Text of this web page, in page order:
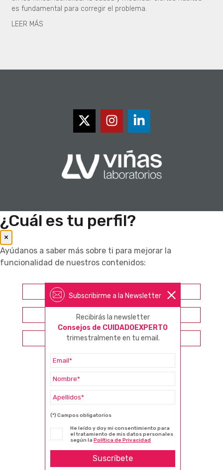
es fundamental para corregir el problema.
LEER MÁS
Subscribirme a la Newsletter
Recibirás la newsletter
Consejos de CUIDADOEXPERTO
trimestralmente en tu email.
(*) Campos obligatorios
He leído y doy mi consentimiento para
el tratamiento de mis datos personales
según la Política de Privacidad
Suscríbete
¿Cuál es tu perfil?
×
Ayúdanos a saber más sobre ti para mejorar la
funcionalidad de nuestros contenidos:
Farmacéutico
Otros profesionales sanitarios
Consumidor